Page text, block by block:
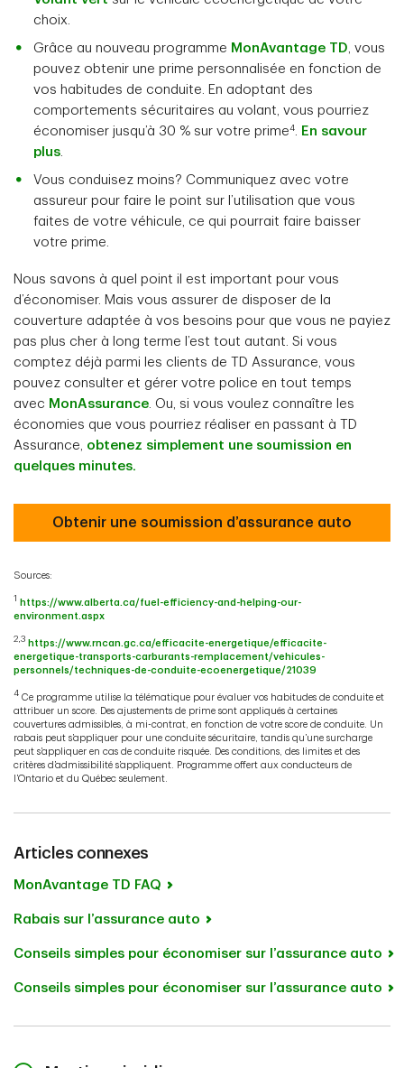
choix.
Grâce au nouveau programme MonAvantage TD, vous
pouvez obtenir une prime personnalisée en fonction de
vos habitudes de conduite. En adoptant des
comportements sécuritaires au volant, vous pourriez
économiser jusqu’à 30 % sur votre prime4. En savour
plus.
Vous conduisez moins? Communiquez avec votre
assureur pour faire le point sur l’utilisation que vous
faites de votre véhicule, ce qui pourrait faire baisser
votre prime.
Nous savons à quel point il est important pour vous
d’économiser. Mais vous assurer de disposer de la
couverture adaptée à vos besoins pour que vous ne payiez
pas plus cher à long terme l’est tout autant. Si vous
comptez déjà parmi les clients de TD Assurance, vous
pouvez consulter et gérer votre police en tout temps
avec MonAssurance. Ou, si vous voulez connaître les
économies que vous pourriez réaliser en passant à TD
Assurance, obtenez simplement une soumission en
quelques minutes.
Obtenir une soumission d’assurance auto
Sources:
1
https://www.alberta.ca/fuel-efficiency-and-helping-our-
environment.aspx
2,3 https://www.rncan.gc.ca/efficacite-energetique/efficacite-
energetique-transports-carburants-remplacement/vehicules-
personnels/techniques-de-conduite-ecoenergetique/21039
4 Ce programme utilise la télématique pour évaluer vos habitudes de conduite et
attribuer un score. Des ajustements de prime sont appliqués à certaines
couvertures admissibles, à mi-contrat, en fonction de votre score de conduite. Un
rabais peut s’appliquer pour une conduite sécuritaire, tandis qu’une surcharge
peut s’appliquer en cas de conduite risquée. Des conditions, des limites et des
critères d’admissibilité s’appliquent. Programme offert aux conducteurs de
l’Ontario et du Québec seulement.
Articles connexes
MonAvantage TD FAQ
Rabais sur l’assurance auto
Conseils simples pour économiser sur l’assurance auto
Conseils simples pour économiser sur l’assurance auto